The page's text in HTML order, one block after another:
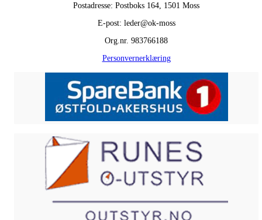
Postadresse: Postboks 164, 1501 Moss
E-post: leder@ok-moss
Org.nr. 983766188
Personvernerklæring